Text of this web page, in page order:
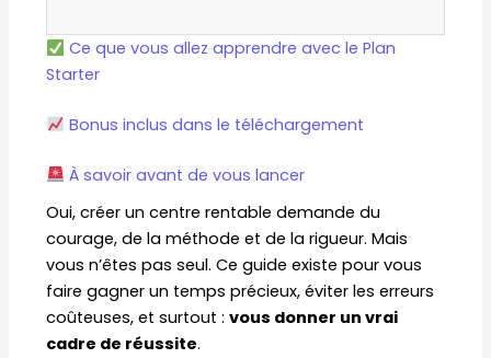
Ce que vous allez apprendre avec le Plan
Starter
Bonus inclus dans le téléchargement
À savoir avant de vous lancer
Oui, créer un centre rentable demande du
courage, de la méthode et de la rigueur. Mais
vous n’êtes pas seul. Ce guide existe pour vous
faire gagner un temps précieux, éviter les erreurs
coûteuses, et surtout :vous donner un vrai
cadre de réussite.